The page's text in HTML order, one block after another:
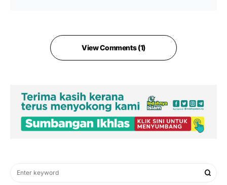
View Comments (1)